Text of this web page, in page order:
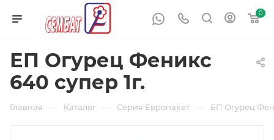
0
ЕП Огурец Феникс
640 супер 1г.
Главная — Каталог — Серия Европакет — ЕП Огурец